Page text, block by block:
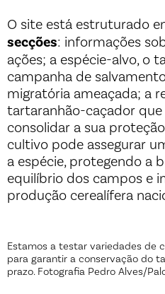
O site está estruturado
secções: informações
ações; a espécie-alvo, o
campanha de
migratória ameaçada; a
tartaranhão-caçador que
consolidar a sua
cultivo pode assegurar
a espécie, protegendo a
equilíbrio dos campos e
produção cerealífera
Estamos a testar variedades de
para garantir a conservação do
prazo. Fotografia Pedro Alves/